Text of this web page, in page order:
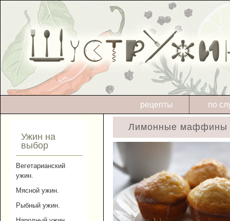
по
рецепты
Ужин на
выбор
Вегетарианский
ужин.
Мясной ужин.
Рыбный ужин.
Лимонные маффины